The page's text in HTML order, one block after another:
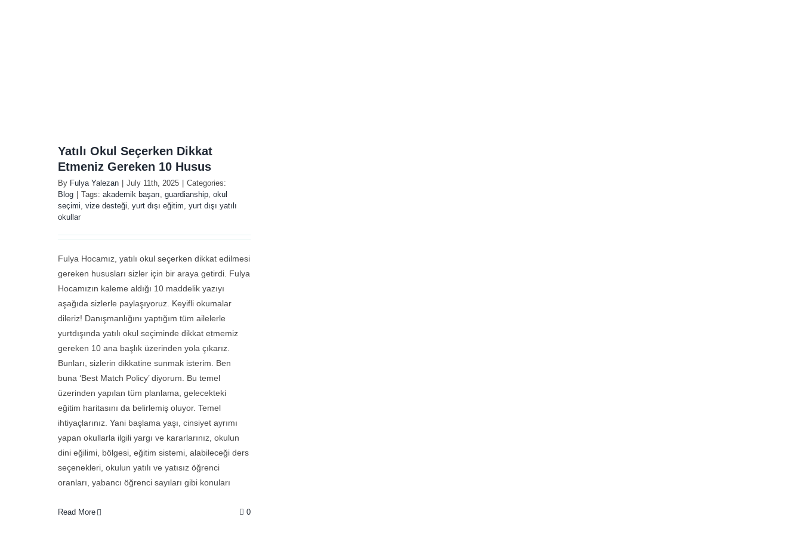
Yatılı Okul Seçerken Dikkat
Etmeniz Gereken 10 Husus
By Fulya Yalezan July 11th, 2025
Categories:
Blog
Tags: akademik başarı, guardianship, okul
seçimi, vize desteği, yurt dışı eğitim, yurt dışı yatılı
okullar
Fulya Hocamız, yatılı okul seçerken dikkat edilmesi
gereken hususları sizler için bir araya getirdi. Fulya
Hocamızın kaleme aldığı 10 maddelik yazıyı
aşağıda sizlerle paylaşıyoruz. Keyifli okumalar
dileriz! Danışmanlığını yaptığım tüm ailelerle
yurtdışında yatılı okul seçiminde dikkat etmemiz
gereken 10 ana başlık üzerinden yola çıkarız.
Bunları, sizlerin dikkatine sunmak isterim. Ben
buna ‘Best Match Policy’ diyorum. Bu temel
üzerinden yapılan tüm planlama, gelecekteki
eğitim haritasını da belirlemiş oluyor. Temel
ihtiyaçlarınız. Yani başlama yaşı, cinsiyet ayrımı
yapan okullarla ilgili yargı ve kararlarınız, okulun
dini eğilimi, bölgesi, eğitim sistemi, alabileceği ders
seçenekleri, okulun yatılı ve yatısız öğrenci
oranları, yabancı öğrenci sayıları gibi konuları
Read More 0